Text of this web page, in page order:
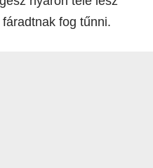
fog tűnni.